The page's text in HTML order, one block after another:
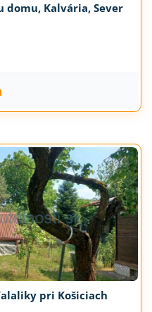
domu, Kalvária, Sever
pri Košiciach